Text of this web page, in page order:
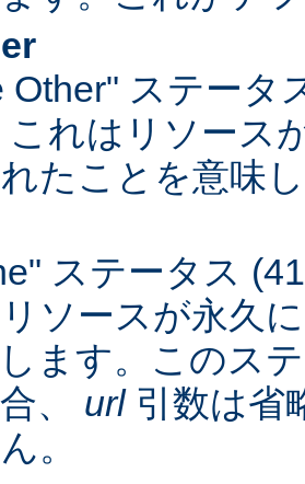
Other" ステータ
これはリソース
たことを意味
ステータス
ソースが永久
ます。このス
、 url引数は省
。